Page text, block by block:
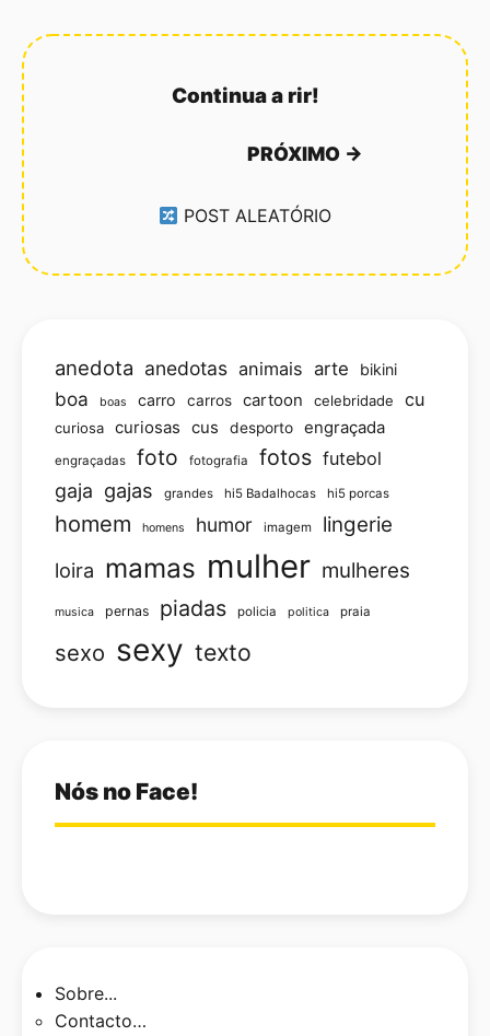
Continua a rir!
PRÓXIMO →
POST ALEATÓRIO
anedota anedotas animais arte bikini
boa boas carro carros cartoon celebridade cu
curiosa curiosas cus desporto engraçada
engraçadas foto fotografia fotos futebol
gaja gajas grandes hi5 Badalhocas hi5 porcas
homem homens humor imagem lingerie
loira mamas mulher mulheres
musica pernas piadas policia politica praia
sexo sexy texto
Nós no Face!
Sobre...
Contacto…